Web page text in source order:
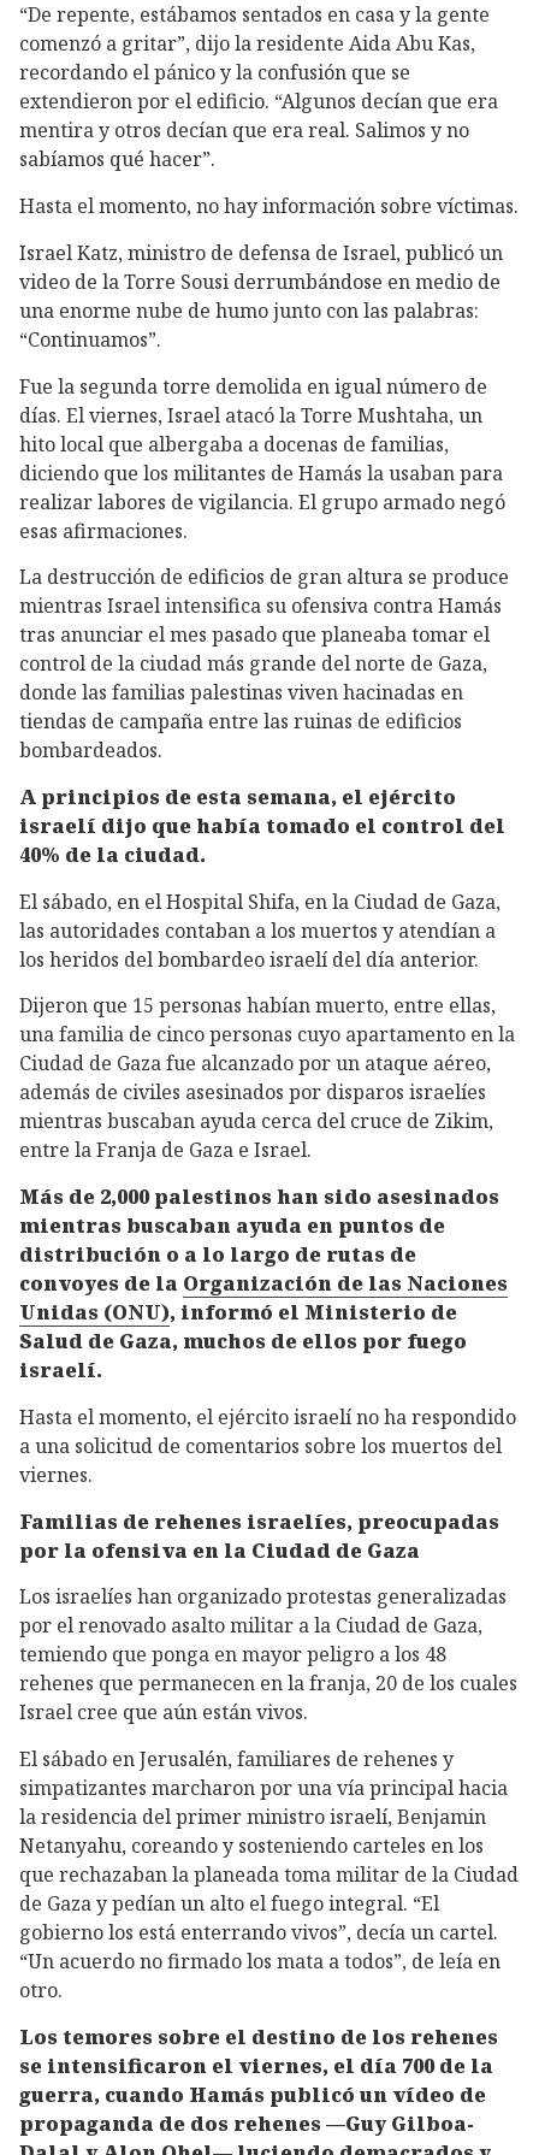
“De repente, estábamos sentados en casa y la gente
comenzó a gritar”, dijo la residente Aida Abu Kas,
recordando el pánico y la confusión que se
extendieron por el edificio. “Algunos decían que era
mentira y otros decían que era real. Salimos y no
sabíamos qué hacer”.
Hasta el momento, no hay información sobre víctimas.
Israel Katz, ministro de defensa de Israel, publicó un
video de la Torre Sousi derrumbándose en medio de
una enorme nube de humo junto con las palabras:
“Continuamos”.
Fue la segunda torre demolida en igual número de
días. El viernes, Israel atacó la Torre Mushtaha, un
hito local que albergaba a docenas de familias,
diciendo que los militantes de Hamás la usaban para
realizar labores de vigilancia. El grupo armado negó
esas afirmaciones.
La destrucción de edificios de gran altura se produce
mientras Israel intensifica su ofensiva contra Hamás
tras anunciar el mes pasado que planeaba tomar el
control de la ciudad más grande del norte de Gaza,
donde las familias palestinas viven hacinadas en
tiendas de campaña entre las ruinas de edificios
bombardeados.
A principios de esta semana, el ejército
israelí dijo que había tomado el control del
40% de la ciudad.
El sábado, en el Hospital Shifa, en la Ciudad de Gaza,
las autoridades contaban a los muertos y atendían a
los heridos del bombardeo israelí del día anterior.
Dijeron que 15 personas habían muerto, entre ellas,
una familia de cinco personas cuyo apartamento en la
Ciudad de Gaza fue alcanzado por un ataque aéreo,
además de civiles asesinados por disparos israelíes
mientras buscaban ayuda cerca del cruce de Zikim,
entre la Franja de Gaza e Israel.
Más de 2,000 palestinos han sido asesinados
mientras buscaban ayuda en puntos de
distribución o a lo largo de rutas de
convoyes de la Organización de las Naciones
Unidas (ONU), informó el Ministerio de
Salud de Gaza, muchos de ellos por fuego
israelí.
Hasta el momento, el ejército israelí no ha respondido
a una solicitud de comentarios sobre los muertos del
viernes.
Familias de rehenes israelíes, preocupadas
por la ofensiva en la Ciudad de Gaza
Los israelíes han organizado protestas generalizadas
por el renovado asalto militar a la Ciudad de Gaza,
temiendo que ponga en mayor peligro a los 48
rehenes que permanecen en la franja, 20 de los cuales
Israel cree que aún están vivos.
El sábado en Jerusalén, familiares de rehenes y
simpatizantes marcharon por una vía principal hacia
la residencia del primer ministro israelí, Benjamin
Netanyahu, coreando y sosteniendo carteles en los
que rechazaban la planeada toma militar de la Ciudad
de Gaza y pedían un alto el fuego integral. “El
gobierno los está enterrando vivos”, decía un cartel.
“Un acuerdo no firmado los mata a todos”, de leía en
otro.
Los temores sobre el destino de los rehenes
se intensificaron el viernes, el día 700 de la
guerra, cuando Hamás publicó un vídeo de
propaganda de dos rehenes —Guy Gilboa-